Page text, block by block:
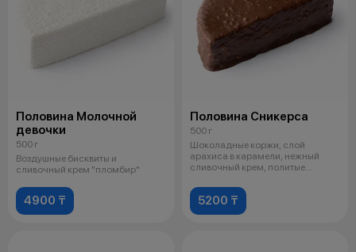
Половина Молочной
девочки
500 г
Воздушные бисквиты и
сливочный крем "пломбир"
4900 ₸
Половина Сникерса
500 г
Шоколадные коржи, слой
арахиса в карамели, нежный
сливочный крем, политые
5200 ₸